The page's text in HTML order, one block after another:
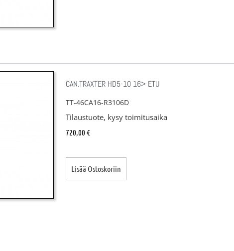
CAN.TRAXTER HD5-10 16> ETU
TT-46CA16-R3106D
Tilaustuote, kysy toimitusaika
720,00 €
Lisää Ostoskoriin